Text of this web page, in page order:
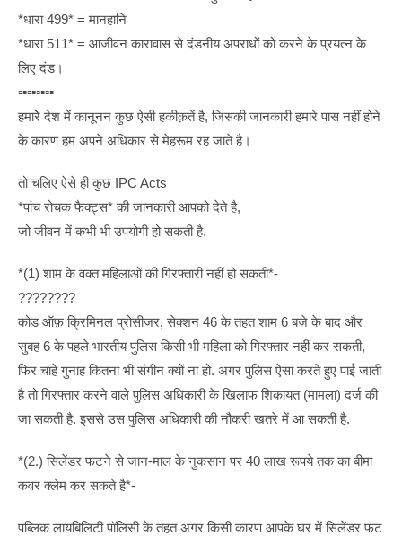
*धारा 499* = मानहानि
*धारा 511* = आजीवन कारावास से दंडनीय अपराधों को करने के प्रयत्न के
लिए दंड।
▫▪▫▪▫▪▫▪
हमारेे देश में कानूनन कुछ ऐसी हकीक़तें है, जिसकी जानकारी हमारे पास नहीं होने
के कारण हम अपने अधिकार से मेहरूम रह जाते है।
तो चलिए ऐसे ही कुछ IPC Acts
*पांच रोचक फैक्ट्स* की जानकारी आपको देते है,
जो जीवन में कभी भी उपयोगी हो सकती है.
*(1) शाम के वक्त महिलाओं की गिरफ्तारी नहीं हो सकती*-
????????
कोड ऑफ़ क्रिमिनल प्रोसीजर, सेक्शन 46 के तहत शाम 6 बजे के बाद और
सुबह 6 के पहले भारतीय पुलिस किसी भी महिला को गिरफ्तार नहीं कर सकती,
फिर चाहे गुनाह कितना भी संगीन क्यों ना हो. अगर पुलिस ऐसा करते हुए पाई जाती
है तो गिरफ्तार करने वाले पुलिस अधिकारी के खिलाफ शिकायत (मामला) दर्ज की
जा सकती है. इससे उस पुलिस अधिकारी की नौकरी खतरे में आ सकती है.
*(2.) सिलेंडर फटने से जान-माल के नुकसान पर 40 लाख रूपये तक का बीमा
कवर क्लेम कर सकते है*-
पब्लिक लायबिलिटी पॉलिसी के तहत अगर किसी कारण आपके घर में सिलेंडर फट